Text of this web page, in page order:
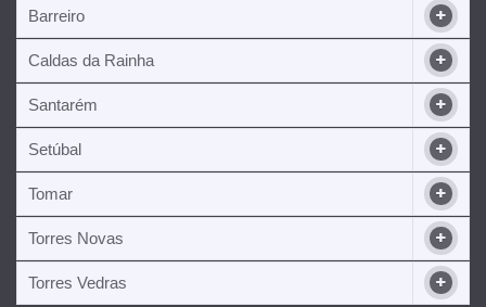
Barreiro
Caldas da Rainha
Santarém
Setúbal
Tomar
Torres Novas
Torres Vedras